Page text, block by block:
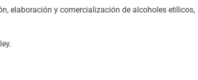
elaboración y comercialización de alcoholes etílicos,